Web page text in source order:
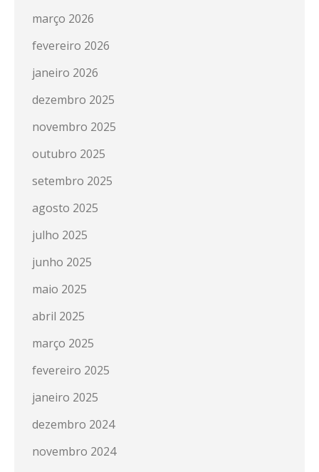
março 2026
fevereiro 2026
janeiro 2026
dezembro 2025
novembro 2025
outubro 2025
setembro 2025
agosto 2025
julho 2025
junho 2025
maio 2025
abril 2025
março 2025
fevereiro 2025
janeiro 2025
dezembro 2024
novembro 2024